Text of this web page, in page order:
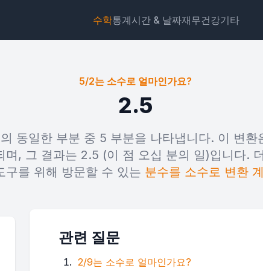
수학통계시간 & 날짜재무건강기타
위젯 링크 텍스트 HTML
5/2는 소수로 얼마인가요?
2.5
동일한 부분 중 5 부분을 나타냅니다. 이 변
며, 그 결과는 2.5 (이 점 오십 분의 일)입니다.
구를 위해 방문할 수 있는 분수를 소수로 변환
관련 질문
2/9는 소수로 얼마인가요?